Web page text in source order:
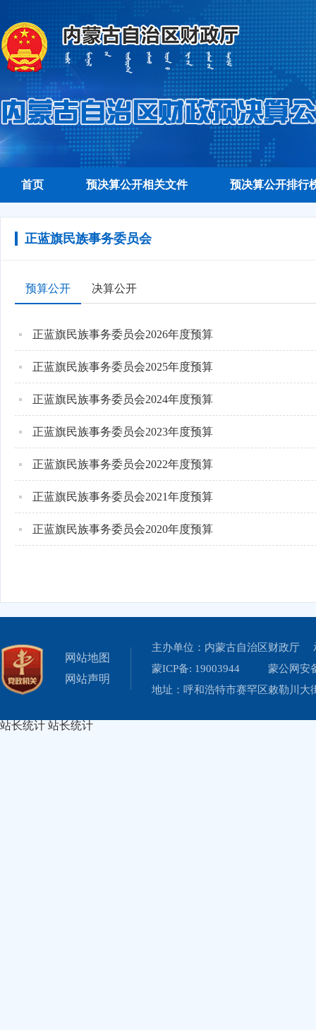
首页 预决算公开相关文件 预决算公开排行
正蓝旗民族事务委员会
预算公开 决算公开
正蓝旗民族事务委员会2026年度预算
正蓝旗民族事务委员会2025年度预算
正蓝旗民族事务委员会2024年度预算
正蓝旗民族事务委员会2023年度预算
正蓝旗民族事务委员会2022年度预算
正蓝旗民族事务委员会2021年度预算
正蓝旗民族事务委员会2020年度预算
网站地图
网站声明
主办单位：内蒙古自治区财政厅
蒙ICP备: 19003944
蒙公网安
地址：呼和浩特市赛罕区敕勒川
站长统计 站长统计